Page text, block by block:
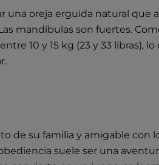
una oreja erguida natural que
mandíbulas son fuertes.
10 y 15 kg (23 y 33 libras),
de su familia y amigable con
suele ser una